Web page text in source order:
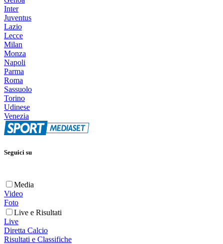
Inter
Juventus
Lazio
Lecce
Milan
Monza
Napoli
Parma
Roma
Sassuolo
Torino
Udinese
Venezia
Seguici su
Media
Video
Foto
Live e Risultati
Live
Diretta Calcio
Risultati e Classifiche